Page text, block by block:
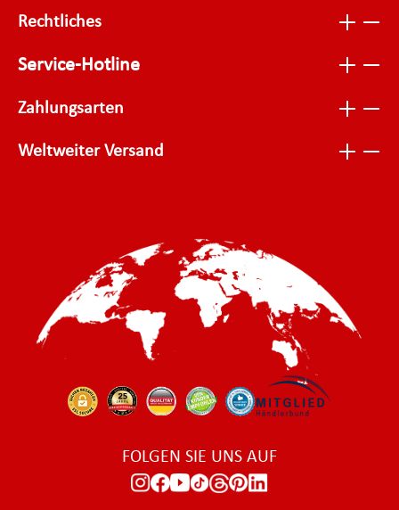
Rechtliches
Service-Hotline
Zahlungsarten
Weltweiter Versand
FOLGEN SIE UNS AUF